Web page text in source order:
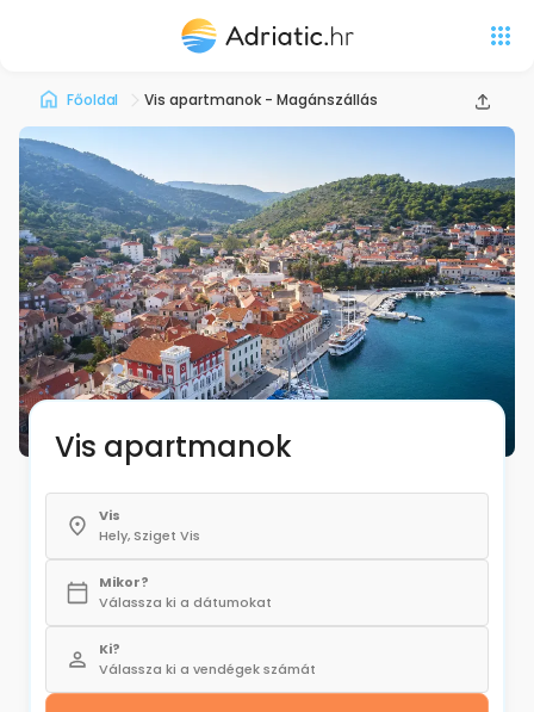
Főoldal Vis apartmanok - Magánszállás
Vis apartmanok
Vis
Hely, Sziget Vis
Mikor?
Válassza ki a dátumokat
Ki?
Válassza ki a vendégek számát